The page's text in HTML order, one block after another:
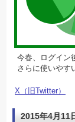
今春、ログイン
さらに使いやす
X（旧Twitter）
2015年4月11